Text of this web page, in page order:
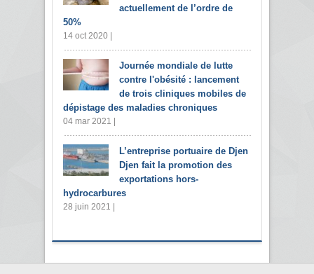
actuellement de l’ordre de
50%
14 oct 2020 |
Journée mondiale de lutte
contre l'obésité : lancement
de trois cliniques mobiles de
dépistage des maladies chroniques
04 mar 2021 |
L’entreprise portuaire de Djen
Djen fait la promotion des
exportations hors-
hydrocarbures
28 juin 2021 |